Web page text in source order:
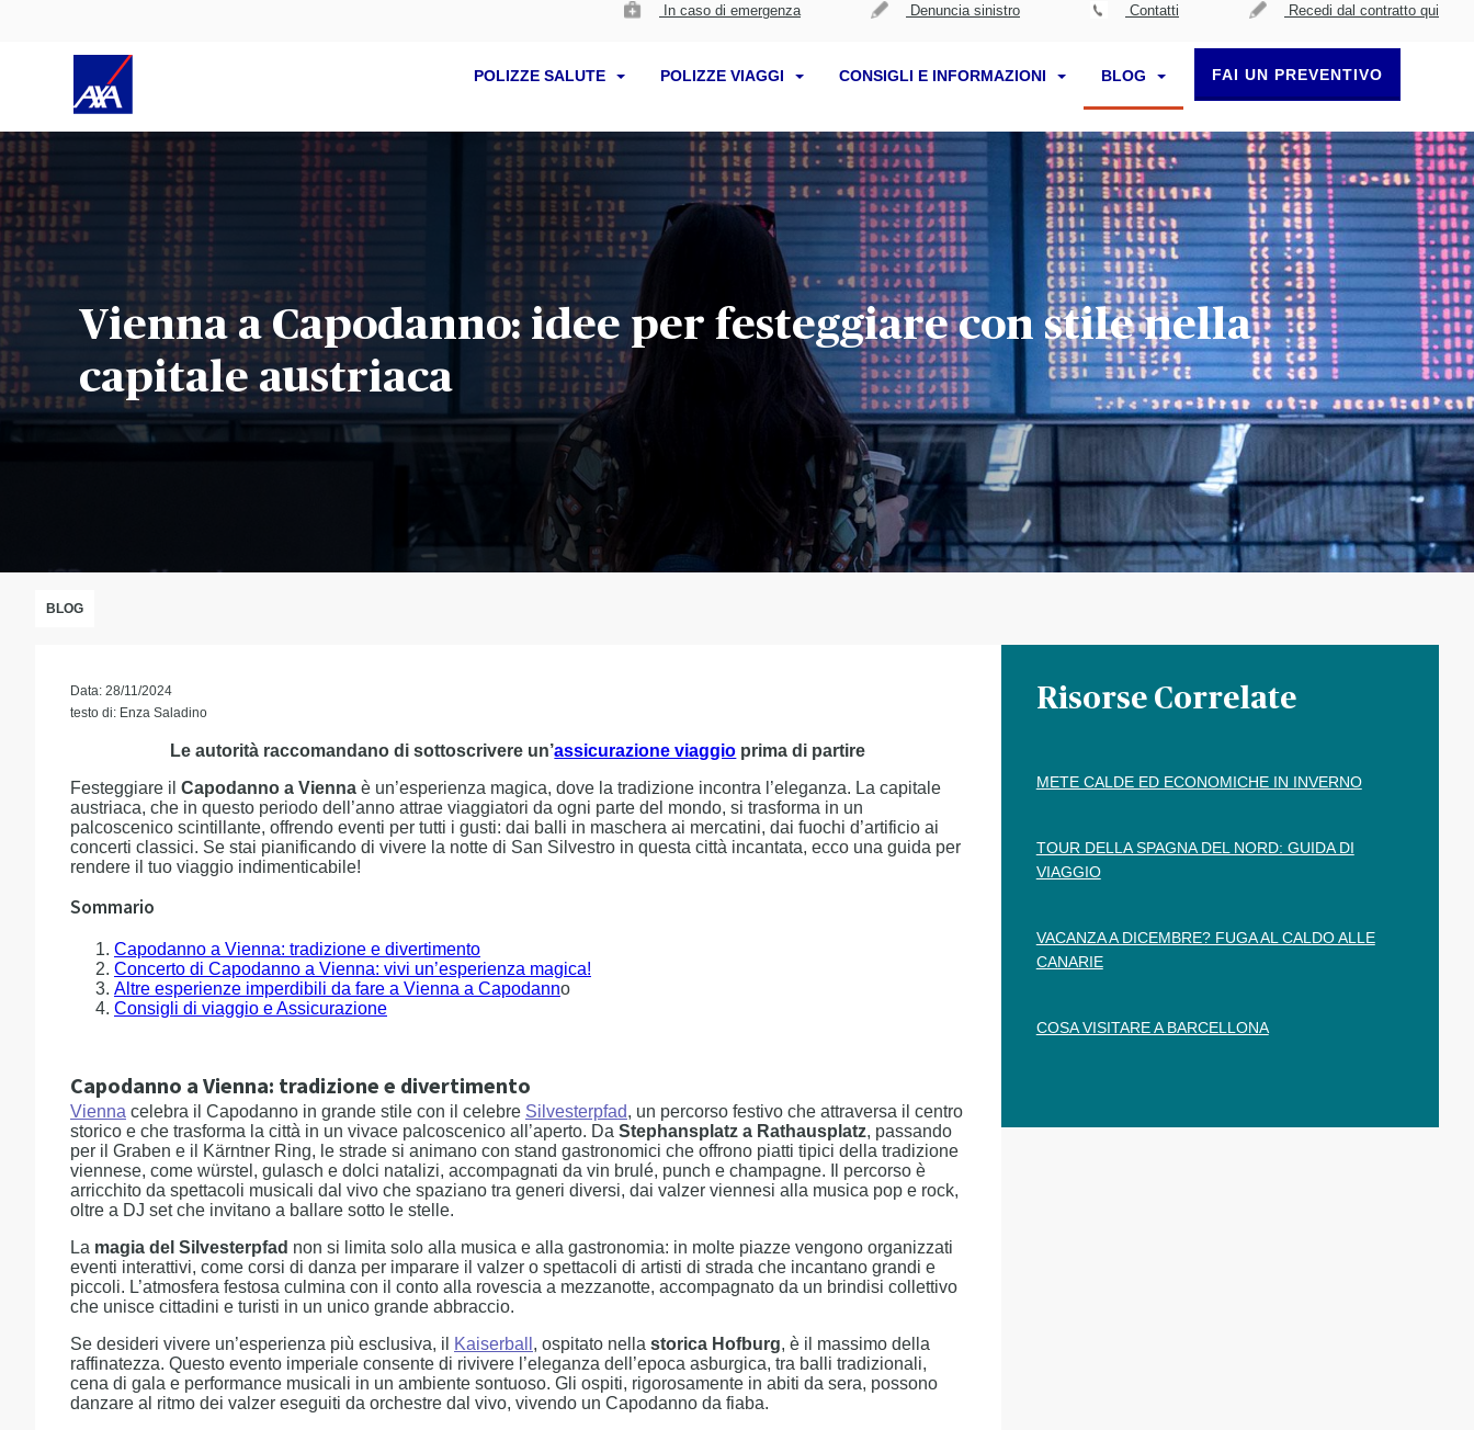
In caso di emergenza Denuncia sinistro Contatti Recedi dal contratto qui
POLIZZE SALUTE POLIZZE VIAGGI CONSIGLI E INFORMAZIONI BLOG FAI UN PREVENTIVO
Vienna a Capodanno: idee per festeggiare con stile nella
capitale austriaca
BLOG
Data: 28/11/2024
testo di: Enza Saladino
Le autorità raccomandano di sottoscrivere un’assicurazione viaggio prima di partire
Festeggiare il Capodanno a Vienna è un’esperienza magica, dove la tradizione incontra l’eleganza. La capitale
austriaca, che in questo periodo dell’anno attrae viaggiatori da ogni parte del mondo, si trasforma in un
palcoscenico scintillante, offrendo eventi per tutti i gusti: dai balli in maschera ai mercatini, dai fuochi d’artificio ai
concerti classici. Se stai pianificando di vivere la notte di San Silvestro in questa città incantata, ecco una guida per
rendere il tuo viaggio indimenticabile!
Sommario
Capodanno a Vienna: tradizione e divertimento
Concerto di Capodanno a Vienna: vivi un’esperienza magica!
Altre esperienze imperdibili da fare a Vienna a Capodanno
Consigli di viaggio e Assicurazione
Capodanno a Vienna: tradizione e divertimento
Vienna celebra il Capodanno in grande stile con il celebre Silvesterpfad, un percorso festivo che attraversa il centro
storico e che trasforma la città in un vivace palcoscenico all’aperto. Da Stephansplatz a Rathausplatz, passando
per il Graben e il Kärntner Ring, le strade si animano con stand gastronomici che offrono piatti tipici della tradizione
viennese, come würstel, gulasch e dolci natalizi, accompagnati da vin brulé, punch e champagne. Il percorso è
arricchito da spettacoli musicali dal vivo che spaziano tra generi diversi, dai valzer viennesi alla musica pop e rock,
oltre a DJ set che invitano a ballare sotto le stelle.
La magia del Silvesterpfad non si limita solo alla musica e alla gastronomia: in molte piazze vengono organizzati
eventi interattivi, come corsi di danza per imparare il valzer o spettacoli di artisti di strada che incantano grandi e
piccoli. L’atmosfera festosa culmina con il conto alla rovescia a mezzanotte, accompagnato da un brindisi collettivo
che unisce cittadini e turisti in un unico grande abbraccio.
Se desideri vivere un’esperienza più esclusiva, il
Kaiserball , ospitato nella storica Hofburg, è il massimo della
raffinatezza. Questo evento imperiale consente di rivivere l’eleganza dell’epoca asburgica, tra balli tradizionali,
cena di gala e performance musicali in un ambiente sontuoso. Gli ospiti, rigorosamente in abiti da sera, possono
danzare al ritmo dei valzer eseguiti da orchestre dal vivo, vivendo un Capodanno da fiaba.
Risorse Correlate
METE CALDE ED ECONOMICHE IN INVERNO
TOUR DELLA SPAGNA DEL NORD: GUIDA DI
VIAGGIO
VACANZA A DICEMBRE? FUGA AL CALDO ALLE
CANARIE
COSA VISITARE A BARCELLONA